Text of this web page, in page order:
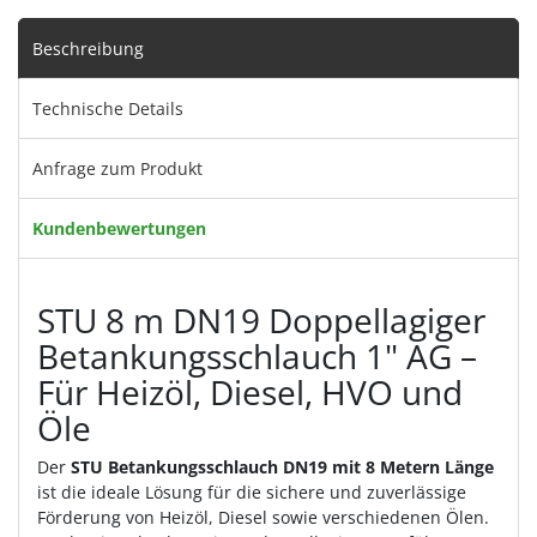
Beschreibung
Technische Details
Anfrage zum Produkt
Kundenbewertungen
STU 8 m DN19 Doppellagiger
Betankungsschlauch 1" AG –
Für Heizöl, Diesel, HVO und
Öle
Der STU Betankungsschlauch DN19 mit 8 Metern Länge
ist die ideale Lösung für die sichere und zuverlässige
Förderung von Heizöl, Diesel sowie verschiedenen Ölen.